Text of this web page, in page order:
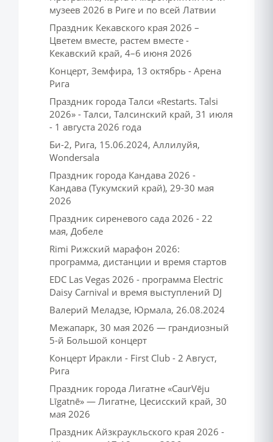
музеев 2026 в Риге и по всей Латвии
Праздник Кекавского края 2026 –
Цветем вместе, растем вместе -
Кекавский край, 4–6 июня 2026
Концерт, Земфира, 13 октябрь - Арена
Рига
Праздник города Талси «Restarts. Talsi
2026» - Талси, Талсинский край, 31 июля
- 1 августа 2026 года
Би-2, Рига, 15.06.2024, Аллилуйя,
Wondersala
Праздник города Кандава 2026 -
Кандава (Тукумский край), 29-30 мая
2026
Праздник сиреневого сада 2026 - 22
мая, Добеле
Rimi Рижский марафон 2026:
программа, дистанции и время стартов
EDC Las Vegas 2026 - программа Electric
Daisy Carnival и время выступлений DJ
Валерий Меладзе, Юрмала, 26.08.2024
Межапарк, 30 мая 2026 — грандиозный
5-й Большой концерт
Концерт Иракли - First Club - 2 Август,
Рига
Праздник города Лигатне «CaurVēju
Līgatnē» — Лигатне, Цесисский край, 30
мая 2026
Праздник Айзкраукльского края 2026 -